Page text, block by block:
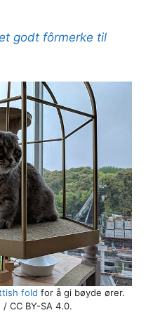
godt fôrmerke til
fold for å gi bøyde ører.
CC BY-SA 4.0.